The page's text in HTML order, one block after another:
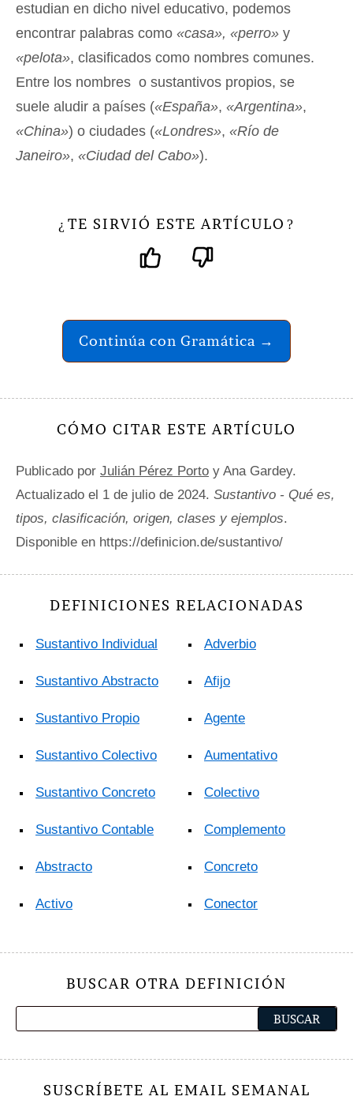
estudian en dicho nivel educativo, podemos
encontrar palabras como «casa», «perro» y
«pelota», clasificados como nombres comunes.
Entre los nombres o sustantivos propios, se
suele aludir a países («España», «Argentina»,
«China») o ciudades («Londres», «Río de
Janeiro», «Ciudad del Cabo»).
¿ TE SIRVIÓ ESTE ARTÍCULO ?
Continúa con Gramática →
CÓMO CITAR ESTE ARTÍCULO
Publicado por Julián Pérez Porto y Ana Gardey.
Actualizado el 1 de julio de 2024. Sustantivo - Qué es,
tipos, clasificación, origen, clases y ejemplos.
Disponible en https://definicion.de/sustantivo/
DEFINICIONES RELACIONADAS
Sustantivo Individual
Sustantivo Abstracto
Sustantivo Propio
Sustantivo Colectivo
Sustantivo Concreto
Sustantivo Contable
Abstracto
Activo
Adverbio
Afijo
Agente
Aumentativo
Colectivo
Complemento
Concreto
Conector
BUSCAR OTRA DEFINICIÓN
SUSCRÍBETE AL EMAIL SEMANAL